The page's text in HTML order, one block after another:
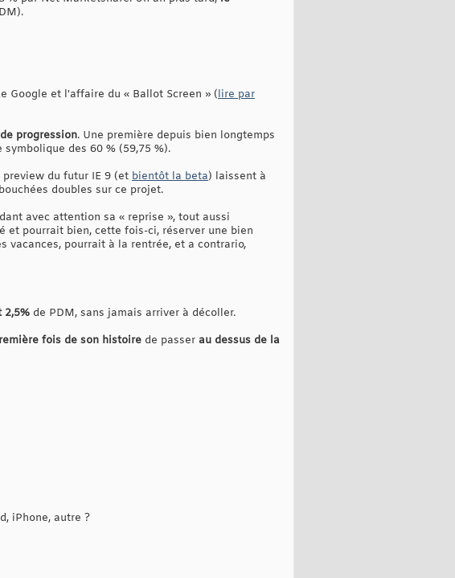
Google et l'affaire du « Ballot Screen » (lire par
progression. Une première depuis bien longtemps
des 60 % (59,75 %).
du futur IE 9 (et bientôt la beta) laissent à
doubles sur ce projet.
avec attention sa « reprise », tout aussi
et pourrait bien, cette fois-ci, réserver une bien
vacances, pourrait à la rentrée, et a contrario,
2,5% de PDM, sans jamais arriver à décoller.
fois de son histoire de passer au dessus de la
iPhone, autre ?